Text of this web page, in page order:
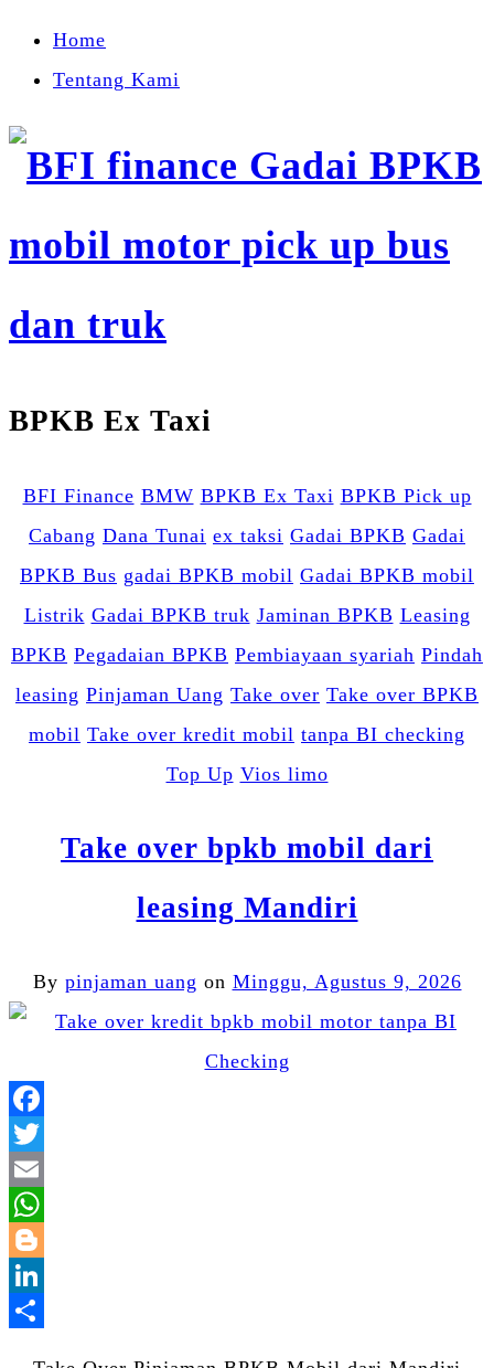
Home
Tentang Kami
BPKB Ex Taxi
BFI Finance BMW BPKB Ex Taxi BPKB Pick up
Cabang Dana Tunai ex taksi Gadai BPKB Gadai
BPKB Bus gadai BPKB mobil Gadai BPKB mobil
Listrik Gadai BPKB truk Jaminan BPKB Leasing
BPKB Pegadaian BPKB Pembiayaan syariah Pindah
leasing Pinjaman Uang Take over Take over BPKB
mobil Take over kredit mobil tanpa BI checking
Top Up Vios limo
Take over bpkb mobil dari
leasing Mandiri
By pinjaman uang on Minggu, Agustus 9, 2026